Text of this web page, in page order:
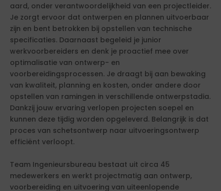
aard, onder verantwoordelijkheid van een projectleider.
Je zorgt ervoor dat ontwerpen en plannen uitvoerbaar
zijn en bent betrokken bij opstellen van technische
specificaties. Daarnaast begeleid je junior
werkvoorbereiders en denk je proactief mee over
optimalisatie van ontwerp- en
voorbereidingsprocessen. Je draagt bij aan bewaking
van kwaliteit, planning en kosten, onder andere door
opstellen van ramingen in verschillende ontwerpstadia.
Dankzij jouw ervaring verlopen projecten soepel en
kunnen deze tijdig worden opgeleverd. Belangrijk is dat
proces van schetsontwerp naar uitvoeringsontwerp
efficiënt verloopt.
Team Ingenieursbureau bestaat uit circa 45
medewerkers en werkt projectmatig aan ontwerp,
voorbereiding en uitvoering van uiteenlopende